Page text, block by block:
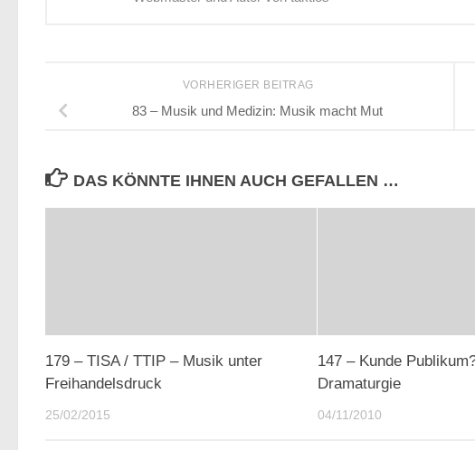
VORHERIGER BEITRAG
83 – Musik und Medizin: Musik macht Mut
DAS KÖNNTE IHNEN AUCH GEFALLEN …
179 – TISA / TTIP – Musik unter
Freihandelsdruck
25/02/2015
147 – Kunde
Dramaturgie
04/11/2010